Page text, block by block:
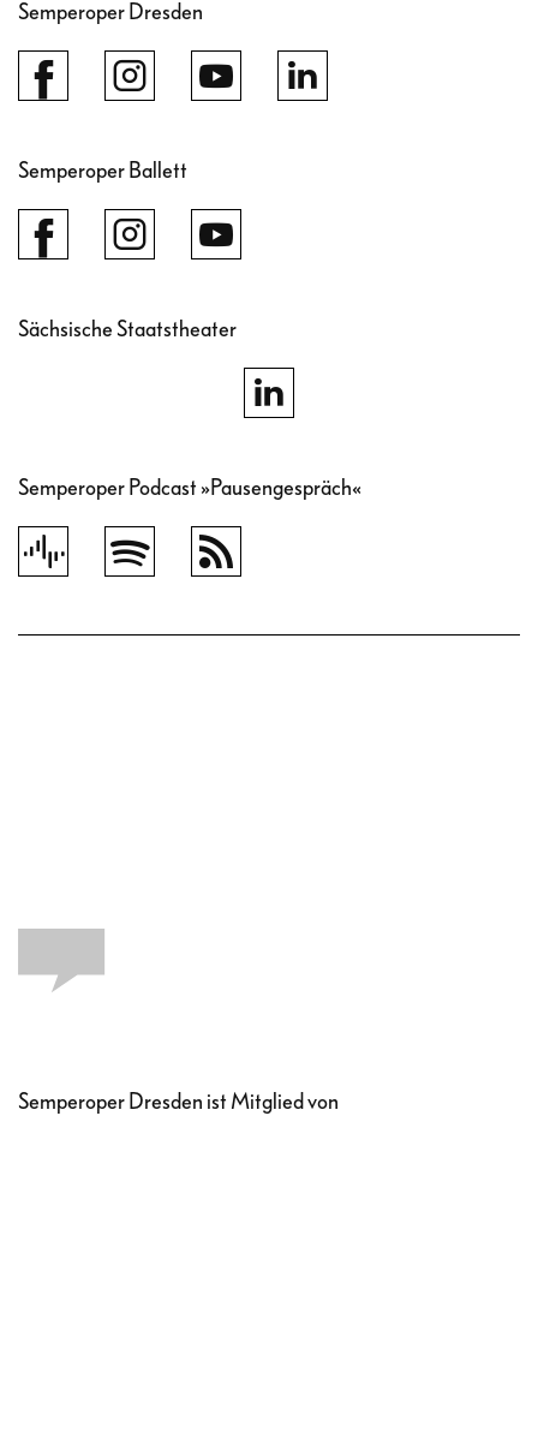
Semperoper Dresden
Semperoper Ballett
Sächsische Staatstheater
Semperoper Podcast »Pausengespräch«
Semperoper Dresden ist Mitglied von